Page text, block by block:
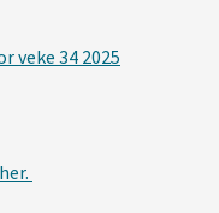
veke 34 2025